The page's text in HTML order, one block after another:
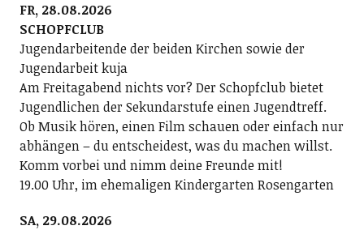
FR, 28.08.2026
SCHOPFCLUB
Jugendarbeitende der beiden Kirchen sowie der
Jugendarbeit kuja
Am Freitagabend nichts vor? Der Schopfclub bietet
Jugendlichen der Sekundarstufe einen Jugendtreff.
Ob Musik hören, einen Film schauen oder einfach nur
abhängen – du entscheidest, was du machen willst.
Komm vorbei und nimm deine Freunde mit!
19.00 Uhr, im ehemaligen Kindergarten Rosengarten
SA, 29.08.2026